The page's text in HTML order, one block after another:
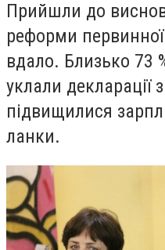
Прийшли до
реформи
вдало. Близько 73
уклали декларації
підвищилися
ланки.